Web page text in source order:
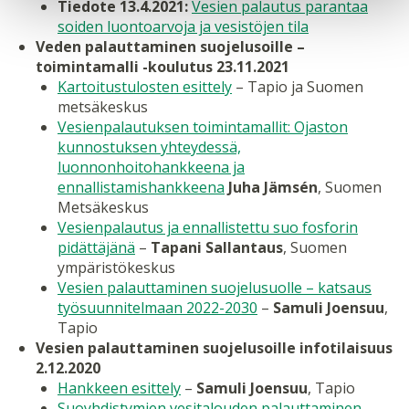
Tiedote 13.4.2021:Vesien palautus parantaa
soiden luontoarvoja ja vesistöjen tila
Veden palauttaminen suojelusoille –
toimintamalli -koulutus 23.11.2021
Kartoitustulosten esittely – Tapio ja Suomen
metsäkeskus
Vesienpalautuksen toimintamallit: Ojaston
kunnostuksen yhteydessä,
luonnonhoitohankkeena ja
ennallistamishankkeena Juha Jämsén, Suomen
Metsäkeskus
Vesienpalautus ja ennallistettu suo fosforin
pidättäjänä – Tapani Sallantaus, Suomen
ympäristökeskus
Vesien palauttaminen suojelusuolle – katsaus
työsuunnitelmaan 2022-2030 – Samuli Joensuu,
Tapio
Vesien palauttaminen suojelusoille infotilaisuus
2.12.2020
Hankkeen esittely – Samuli Joensuu, Tapio